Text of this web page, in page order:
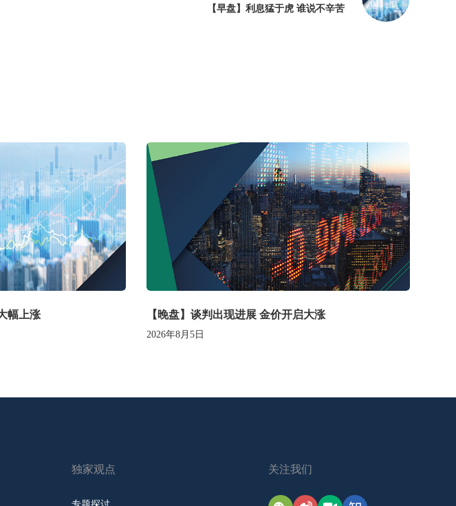
【早盘】利息猛于虎 谁说不辛苦
幅上涨 【晚盘】谈判出现进展 金价开启大涨
2026年8月5日
独家观点 关注我们